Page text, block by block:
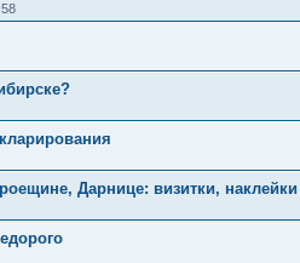
Дарнице: визитки, наклейки